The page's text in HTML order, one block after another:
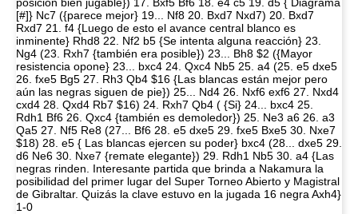
[#]} Nc7 ({parece mejor} 19... Nf8 20. Bxd7 Nxd7) 20. Bxd7
Rxd7 21. f4 {Luego de esto el avance central blanco es
inminente} Rhd8 22. Nf2 b5 {Se intenta alguna reacción} 23.
Ng4 (23. Rxh7 {también era posible}) 23... Bh8 $2 ({Mayor
resistencia opone} 23... bxc4 24. Qxc4 Nb5 25. a4 (25. e5 dxe5
26. fxe5 Bg5 27. Rh3 Qb4 $16 {Las blancas están mejor pero
aún las negras siguen de pie}) 25... Nd4 26. Nxf6 exf6 27. Nxd4
cxd4 28. Qxd4 Rb7 $16) 24. Rxh7 Qb4 ( {Si} 24... bxc4 25.
Rdh1 Bf6 26. Qxc4 {también es demoledor}) 25. Ne3 a6 26. a3
Qa5 27. Nf5 Re8 (27... Bf6 28. e5 dxe5 29. fxe5 Bxe5 30. Nxe7
$18) 28. e5 { Las blancas ejercen su poder} bxc4 (28... dxe5 29.
d6 Ne6 30. Nxe7 {remate elegante}) 29. Rdh1 Nb5 30. a4 {Las
negras rinden. Interesante partida que brinda a Nakamura la
posibilidad del primer lugar del Super Torneo Abierto y Magistral
de Gibraltar. Quizás la clave estuvo en la jugada 16 negra Axh4}
1-0